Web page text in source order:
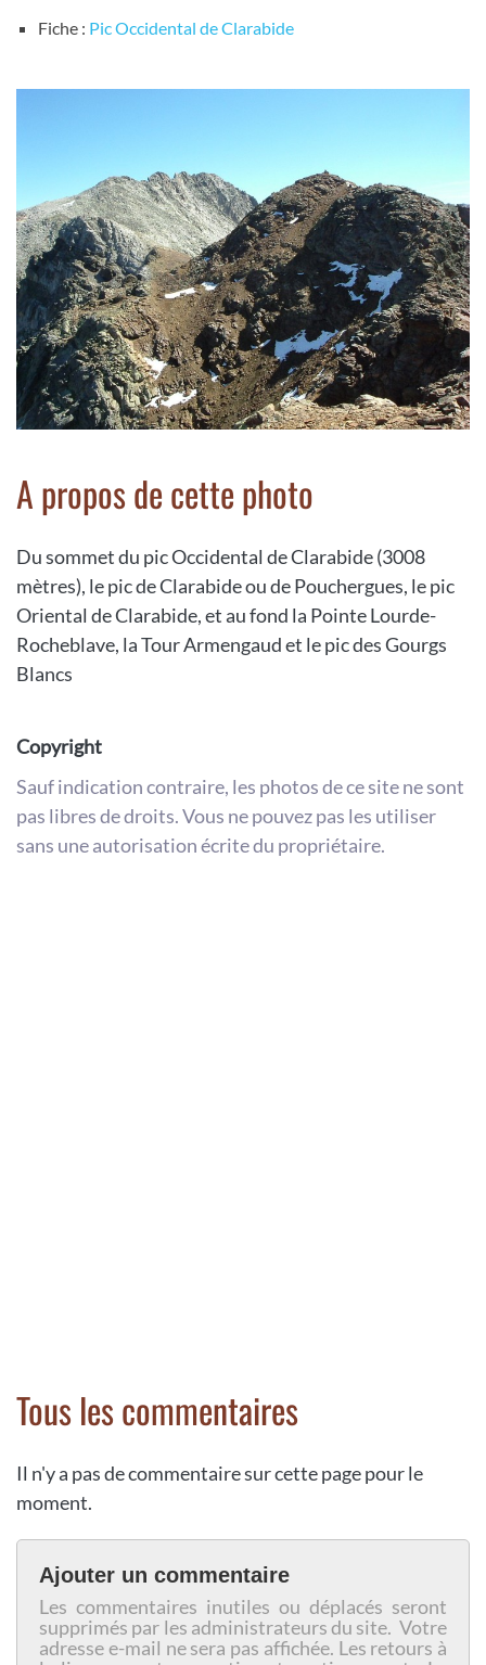
Fiche : Pic Occidental de Clarabide
A propos de cette photo
Du sommet du pic Occidental de Clarabide (3008
mètres), le pic de Clarabide ou de Pouchergues, le pic
Oriental de Clarabide, et au fond la Pointe Lourde-
Rocheblave, la Tour Armengaud et le pic des Gourgs
Blancs
Copyright
Sauf indication contraire, les photos de ce site ne sont
pas libres de droits. Vous ne pouvez pas les utiliser
sans une autorisation écrite du propriétaire.
Tous les commentaires
Il n'y a pas de commentaire sur cette page pour le
moment.
Ajouter un commentaire
Les commentaires inutiles ou déplacés seront
supprimés par les administrateurs du site. Votre
adresse e-mail ne sera pas affichée. Les retours à